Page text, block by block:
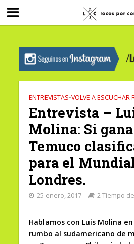
G-0X2PD3RFLV
ENTREVISTAS•VOLVE A ESCUCHAR
Entrevista –
Molina: Si
Temuco
para el
Londres.
25 enero, 2017 2 Tiempo
Hablamos con Luis Molina
rumbo al sudamericano de